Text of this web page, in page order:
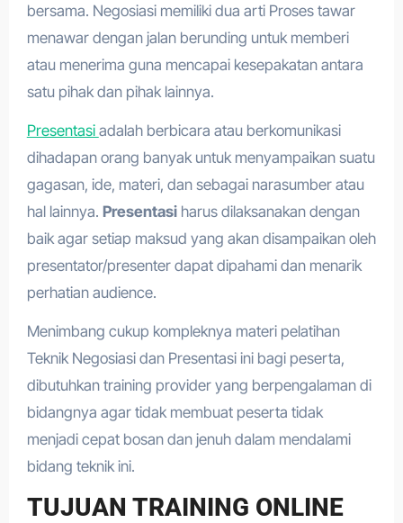
bersama. Negosiasi memiliki dua arti Proses tawar
menawar dengan jalan berunding untuk memberi
atau menerima guna mencapai kesepakatan antara
satu pihak dan pihak lainnya.
Presentasi adalah berbicara atau berkomunikasi
dihadapan orang banyak untuk menyampaikan suatu
gagasan, ide, materi, dan sebagai narasumber atau
hal lainnya. Presentasiharus dilaksanakan dengan
baik agar setiap maksud yang akan disampaikan oleh
presentator/presenter dapat dipahami dan menarik
perhatian audience.
Menimbang cukup kompleknya materi pelatihan
Teknik Negosiasi dan Presentasi ini bagi peserta,
dibutuhkan training provider yang berpengalaman di
bidangnya agar tidak membuat peserta tidak
menjadi cepat bosan dan jenuh dalam mendalami
bidang teknik ini.
TUJUAN TRAINING ONLINE